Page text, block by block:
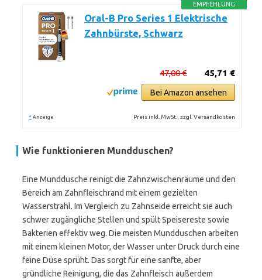
EMPFEHLUNG
Oral-B Pro Series 1 Elektrische
Zahnbürste, Schwarz
45,71 €
47,00 €
Bei Amazon ansehen
* Anzeige Preis inkl. MwSt., zzgl. Versandkosten
Wie funktionieren Mundduschen?
Eine Munddusche reinigt die Zahnzwischenräume und den
Bereich am Zahnfleischrand mit einem gezielten
Wasserstrahl. Im Vergleich zu Zahnseide erreicht sie auch
schwer zugängliche Stellen und spült Speisereste sowie
Bakterien effektiv weg. Die meisten Mundduschen arbeiten
mit einem kleinen Motor, der Wasser unter Druck durch eine
feine Düse sprüht. Das sorgt für eine sanfte, aber
gründliche Reinigung, die das Zahnfleisch außerdem